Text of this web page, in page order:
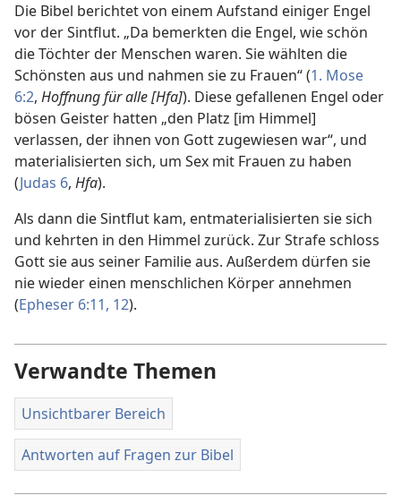
Die Bibel berichtet von einem Aufstand einiger Engel
vor der Sintflut. „Da bemerkten die Engel, wie schön
die Töchter der Menschen waren. Sie wählten die
Schönsten aus und nahmen sie zu Frauen“ (1. Mose
6:2, Hoffnung für alle [Hfa]). Diese gefallenen Engel oder
bösen Geister hatten „den Platz [im Himmel]
verlassen, der ihnen von Gott zugewiesen war“, und
materialisierten sich, um Sex mit Frauen zu haben
(Judas 6, Hfa).
Als dann die Sintflut kam, entmaterialisierten sie sich
und kehrten in den Himmel zurück. Zur Strafe schloss
Gott sie aus seiner Familie aus. Außerdem dürfen sie
nie wieder einen menschlichen Körper annehmen
(Epheser 6:11, 12).
Verwandte Themen
Unsichtbarer Bereich
Antworten auf Fragen zur Bibel